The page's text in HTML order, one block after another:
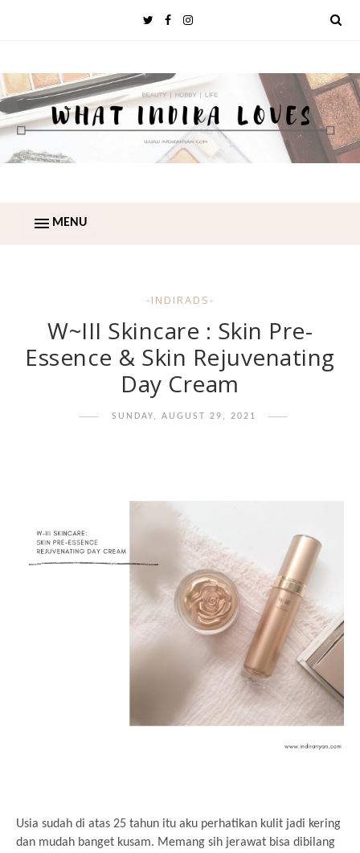
MENU
-INDIRADS-
W~III Skincare : Skin Pre-
Essence & Skin Rejuvenating
Day Cream
SUNDAY, AUGUST 29, 2021
Usia sudah di atas 25 tahun itu aku perhatikan kulit jadi kering
dan mudah banget kusam. Memang sih jerawat bisa dibilang